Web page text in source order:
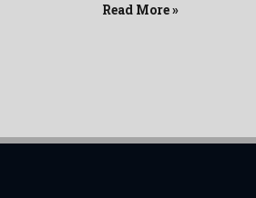
Read More »